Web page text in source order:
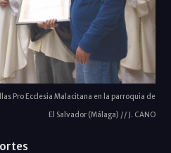
Pro Ecclesia Malacitana en la parroquia de
El Salvador (Málaga) // J. CANO